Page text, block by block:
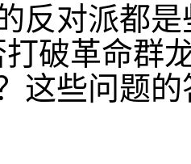
对派都是
打破革命群
这些问题